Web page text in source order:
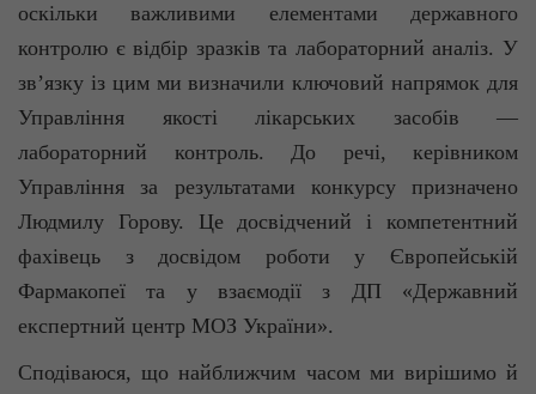
оскільки важливими елементами державного
контролю є відбір зразків та лабораторний аналіз. У
зв’язку із цим ми визначили ключовий напрямок для
Управління якості лікарських засобів —
лабораторний контроль. До речі, керівником
Управління за результатами конкурсу призначено
Людмилу Горову. Це досвідчений і компетентний
фахівець з досвідом роботи у Європейській
Фармакопеї та у взаємодії з ДП «Державний
експертний центр МОЗ України».
Сподіваюся, що найближчим часом ми вирішимо й